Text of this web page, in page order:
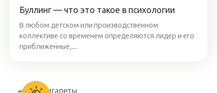
Буллинг — что это такое в психологии
В любом детском или производственном
коллективе со временем определяются лидер и его
приближенные,...